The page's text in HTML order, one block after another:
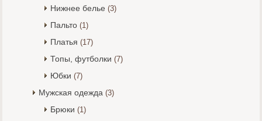
Нижнее белье (3)
Пальто (1)
Платья (17)
Топы, футболки (7)
Юбки (7)
Мужская одежда (3)
Брюки (1)